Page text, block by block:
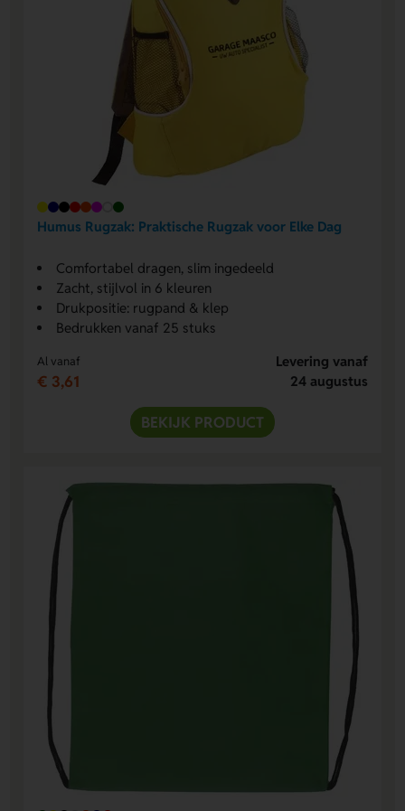
Humus Rugzak: Praktische Rugzak voor Elke Dag
Comfortabel dragen, slim ingedeeld
Zacht, stijlvol in 6 kleuren
Drukpositie: rugpand & klep
Bedrukken vanaf 25 stuks
Al vanaf
€ 3,61
Levering vanaf
24 augustus
BEKIJK PRODUCT